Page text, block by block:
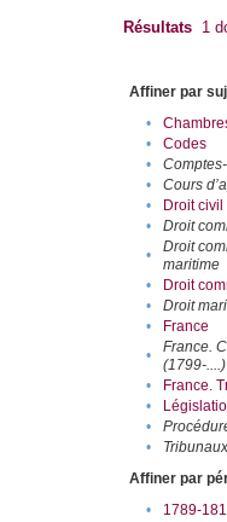
Résultats 1
Affiner par
•
•
Codes
•
•
Cours
•
Droit civil
•
Droit
•
Droit
maritime
• Droit
•
Droit
•
France
•
France.
(1799-....)
• France.
•
•
•
Tribunaux
Affiner par
•
1789-